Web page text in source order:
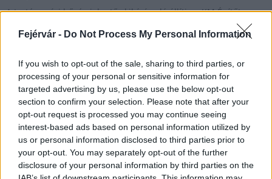
Fejérvár - Do Not Process My Personal Information
If you wish to opt-out of the sale, sharing to third parties, or
processing of your personal or sensitive information for
targeted advertising by us, please use the below opt-out
section to confirm your selection. Please note that after your
opt-out request is processed you may continue seeing
interest-based ads based on personal information utilized by
us or personal information disclosed to third parties prior to
your opt-out. You may separately opt-out of the further
disclosure of your personal information by third parties on the
A tartós nyári hőség jelentős kihívás elé állítja a KM Építőt,
mérföldköve a felülvizsgálat
árnyékában?
Elkészült a Liszt Ferenc repülőtér
közelében lévő logisztikai bázis út- és
közműhálózatának fejlesztése